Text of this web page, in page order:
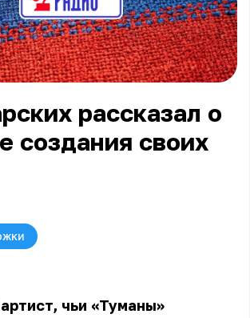
рассказал о
создания своих
чьи «Туманы»